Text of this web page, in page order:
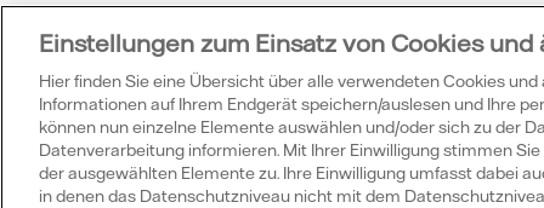
Einstellungen zum Einsatz von Cookies
Hier finden Sie eine Übersicht über alle verwendeten Cookies
Informationen auf Ihrem Endgerät speichern/auslesen und Ihre
können nun einzelne Elemente auswählen und/oder sich zu der
Datenverarbeitung informieren. Mit Ihrer Einwilligung stimmen
der ausgewählten Elemente zu. Ihre Einwilligung umfasst dabei
in denen das Datenschutzniveau nicht mit dem